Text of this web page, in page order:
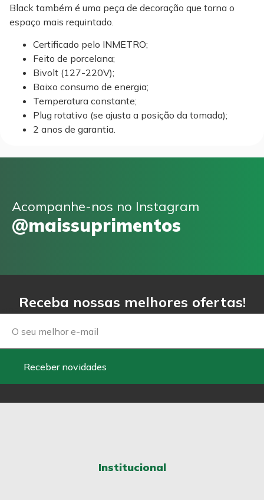
Black também é uma peça de decoração que torna o
espaço mais requintado.
Certificado pelo INMETRO;
Feito de porcelana;
Bivolt (127-220V);
Baixo consumo de energia;
Temperatura constante;
Plug rotativo (se ajusta a posição da tomada);
2 anos de garantia.
Acompanhe-nos no Instagram
@maissuprimentos
Receba nossas melhores ofertas!
Email
Receber novidades
Institucional